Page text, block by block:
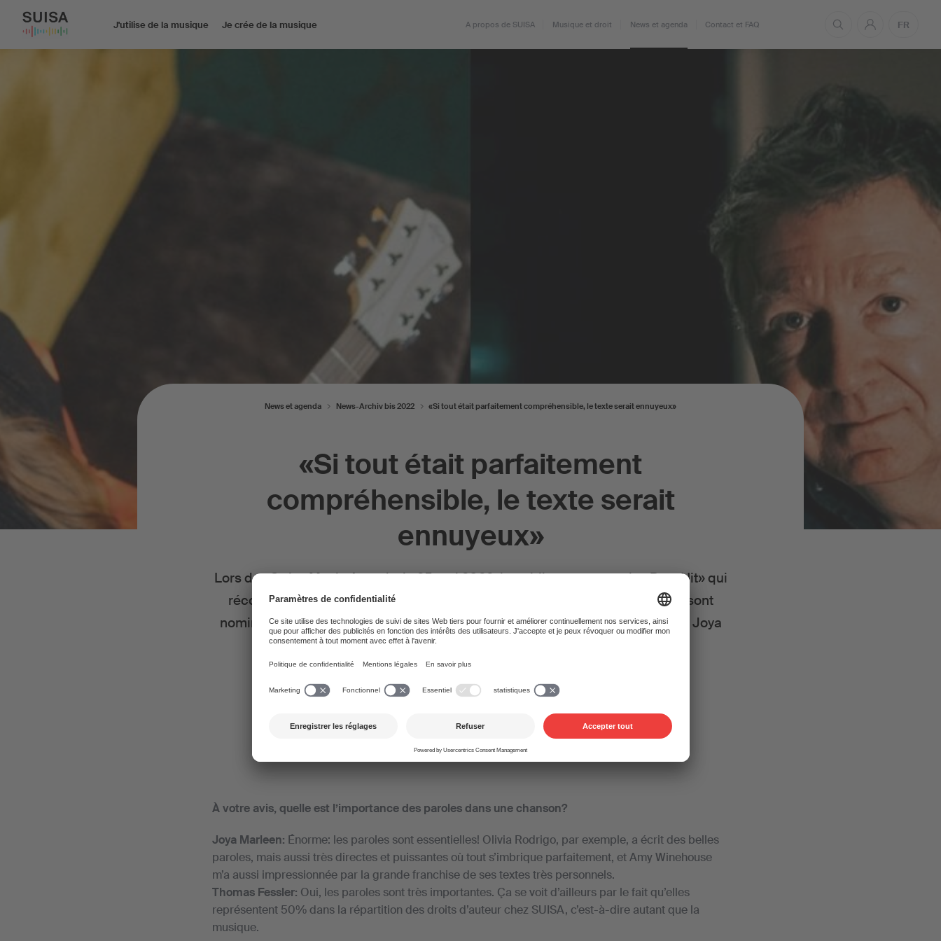
J'utilise de la musique Je crée de la musique A propos de SUISA Musique et droit News et agenda Contact et FAQ FR
«Si tout était parfaitement
compréhensible, le texte serait
ennuyeux»
Lors des Swiss Music Awards, le 25 mai 2022, le public votera pour le «Best Hit» qui
récompensera la meilleure composition. Joya Marleen, Lo & Leduc et Zian sont
nominés pour cette distinction présentée par SUISA. Nous avons demandé à Joya
Marleen et à Thomas Fessler quel rôle jouait le texte dans leur chanson
«Nightmare».
News et agenda News-Archiv bis 2022 «Si tout était parfaitement compréhensible, le texte serait ennuyeux»
À votre avis, quelle est l’importance des paroles dans une chanson?
Joya Marleen: Énorme: les paroles sont essentielles! Olivia Rodrigo, par exemple, a écrit des belles
paroles, mais aussi très directes et puissantes où tout s’imbrique parfaitement, et Amy Winehouse
m’a aussi impressionnée par la grande franchise de ses textes très personnels.
Thomas Fessler: Oui, les paroles sont très importantes. Ça se voit d’ailleurs par le fait qu’elles
représentent 50% dans la répartition des droits d’auteur chez SUISA, c’est-à-dire autant que la
musique.